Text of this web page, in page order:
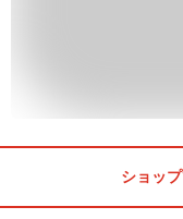
ショッ